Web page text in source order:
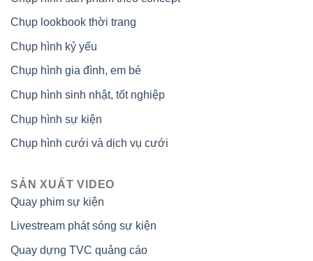
Chụp lookbook thời trang
Chụp hình kỷ yếu
Chụp hình gia đình, em bé
Chụp hình sinh nhật, tốt nghiệp
Chụp hình sự kiện
Chụp hình cưới và dịch vụ cưới
SẢN XUẤT VIDEO
Quay phim sự kiện
Livestream phát sóng sự kiện
Quay dựng TVC quảng cáo